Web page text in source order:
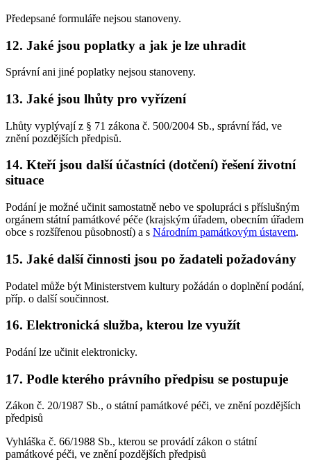
Předepsané formuláře nejsou stanoveny.
12. Jaké jsou poplatky a jak je lze uhradit
Správní ani jiné poplatky nejsou stanoveny.
13. Jaké jsou lhůty pro vyřízení
Lhůty vyplývají z § 71 zákona č. 500/2004 Sb., správní řád, ve
znění pozdějších předpisů.
14. Kteří jsou další účastníci (dotčení) řešení životní
situace
Podání je možné učinit samostatně nebo ve spolupráci s příslušným
orgánem státní památkové péče (krajským úřadem, obecním úřadem
obce s rozšířenou působností) a s Národním památkovým ústavem.
15. Jaké další činnosti jsou po žadateli požadovány
Podatel může být Ministerstvem kultury požádán o doplnění podání,
příp. o další součinnost.
16. Elektronická služba, kterou lze využít
Podání lze učinit elektronicky.
17. Podle kterého právního předpisu se postupuje
Zákon č. 20/1987 Sb., o státní památkové péči, ve znění pozdějších
předpisů
Vyhláška č. 66/1988 Sb., kterou se provádí zákon o státní
památkové péči, ve znění pozdějších předpisů